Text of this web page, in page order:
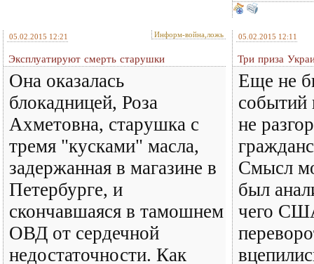
05.02.2015 12:21 Информ-война,ложь
Эксплуатируют смерть старушки
Она оказалась
блокадницей, Роза
Ахметовна, старушка с
тремя "кусками" масла,
задержанная в магазине в
Петербурге, и
скончавшаяся в тамошнем
ОВД от сердечной
недостаточности. Как
05.02.2015 12:11
Три приза
Еще не
событий
не
Смысл
был
чего